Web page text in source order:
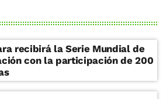
recibirá la Serie Mundial de
con la participación de 200